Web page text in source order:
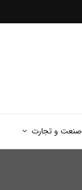
صنعت و تجارت